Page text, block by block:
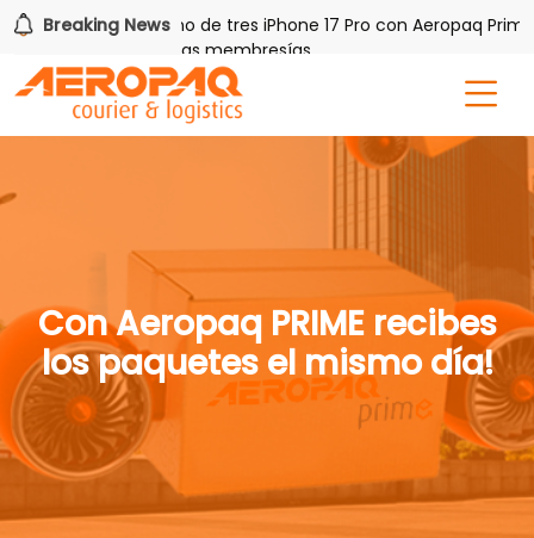
Breaking News
Gana uno de tres iPhone 17 Pro con Aeropaq Prime
tres meses nuevas membresías
Con Aeropaq PRIME recibes
los paquetes el mismo día!